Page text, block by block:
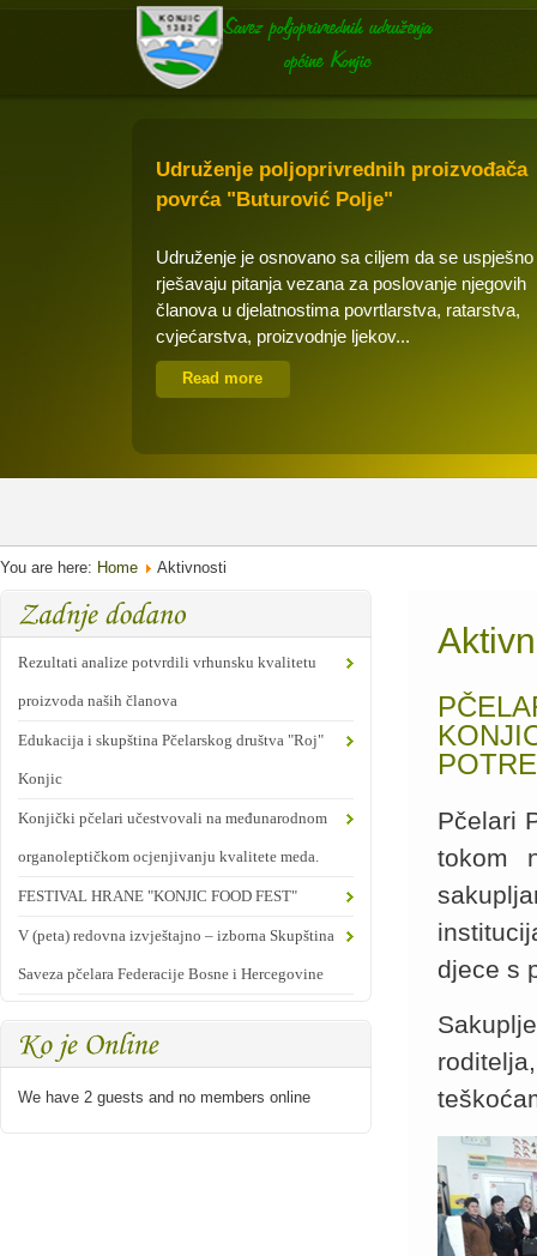
Udruženje poljoprivrednih proizvođača
povrća "Buturović Polje"
Udruženje je osnovano sa ciljem da se uspješno
rješavaju pitanja vezana za poslovanje njegovih
članova u djelatnostima povrtlarstva, ratarstva,
cvjećarstva, proizvodnje ljekov...
Read more
You are here: Home Aktivnosti
Rezultati analize potvrdili vrhunsku kvalitetu
proizvoda naših članova
Edukacija i skupština Pčelarskog društva "Roj"
Konjic
Konjički pčelari učestvovali na međunarodnom
organoleptičkom ocjenjivanju kvalitete meda.
FESTIVAL HRANE "KONJIC FOOD FEST"
V (peta) redovna izvještajno – izborna Skupština
Saveza pčelara Federacije Bosne i Hercegovine
We have 2 guests and no members online
Pčelari
tokom
djece s